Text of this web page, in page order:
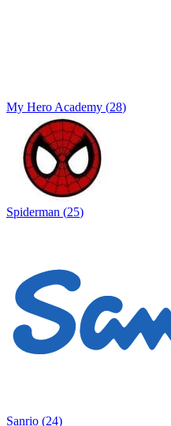
My Hero Academy (28)
Spiderman (25)
Sanrio (24)